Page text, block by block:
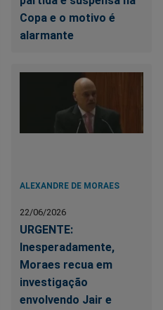
Copa e o motivo é
alarmante
ALEXANDRE DE MORAES
22/06/2026
URGENTE:
Inesperadamente,
Moraes recua em
investigação
envolvendo Jair e